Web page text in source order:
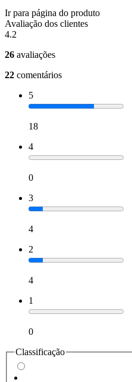
Ir para página do produto
Avaliação dos clientes
4.2
26 avaliações
22 comentários
5
18
4
0
3
4
2
4
1
0
Classificação